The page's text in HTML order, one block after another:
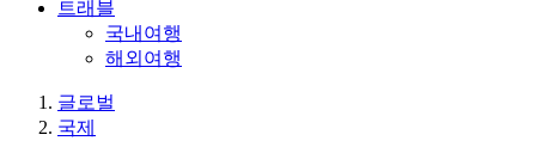
트래블
국내여행
해외여행
글로벌
국제